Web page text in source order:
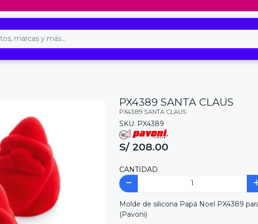
PX4389 SANTA CLAUS
PX4389 SANTA CLAUS
SKU: PX4389
S/ 208.00
CANTIDAD
Molde de silicona Papá Noel PX4389
(Pavoni)